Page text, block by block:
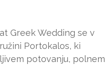
Greek Wedding se v
Portokalos, ki
potovanju, polnem